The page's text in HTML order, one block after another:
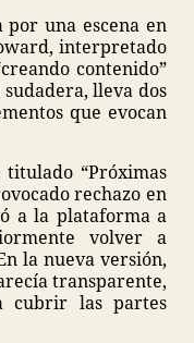
una escena en
interpretado
contenido”
lleva dos
que evocan
“Próximas
rechazo en
a la plataforma a
volver a
la nueva versión,
transparente,
cubrir las partes